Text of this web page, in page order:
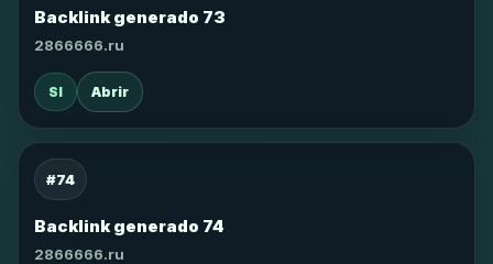
Backlink generado 73
2866666.ru
SI Abrir
#74
Backlink generado 74
2866666.ru